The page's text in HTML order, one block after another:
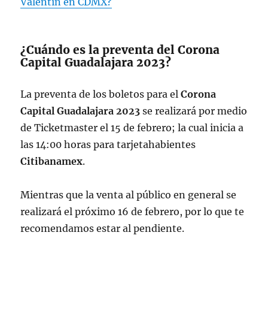
¿Cuándo es la preventa del Corona
Capital Guadalajara 2023?
La preventa de los boletos para elCorona
Capital Guadalajara 2023se realizará por medio
de Ticketmaster el 15 de febrero; la cual inicia a
las 14:00 horas para tarjetahabientes
Citibanamex.
Mientras que la venta al público en general se
realizará el próximo 16 de febrero, por lo que te
recomendamos estar al pendiente.